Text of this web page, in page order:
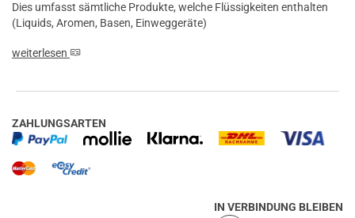
Dies umfasst sämtliche Produkte, welche Flüssigkeiten enthalten
(Liquids, Aromen, Basen, Einweggeräte)
weiterlesen
ZAHLUNGSARTEN
IN VERBINDUNG BLEIBEN